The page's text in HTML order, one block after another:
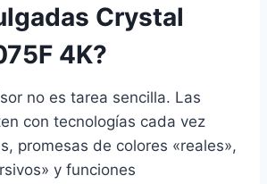
Crystal
4K?
no es tarea sencilla. Las
con tecnologías cada vez
promesas de colores «reales»,
y funciones